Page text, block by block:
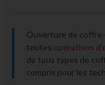
Ouverture de
toutes opérations
de tous types de
compris pour les